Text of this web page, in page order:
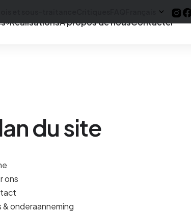
RéalisationsÀ propos de nousContacter
du site
ons
& onderaanneming